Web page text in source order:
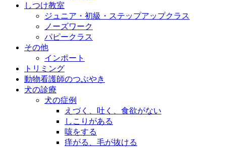
しつけ教室
ジュニア・初級・ステップアップクラス
ノーズワーク
パピークラス
その他
インポート
トリミング
動物看護師のつぶやき
犬の診療
犬の症例
えづく、吐く、食欲がない
しこりがある
咳をする
痒がる、毛が抜ける